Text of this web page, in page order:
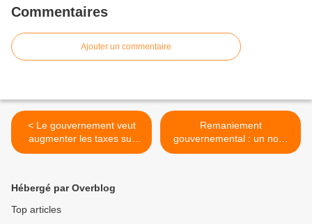
Commentaires
Ajouter un commentaire
< Le gouvernement veut
augmenter les taxes sur
l'alcool !
Remaniement
gouvernemental : un non-
événement politique >
Hébergé par Overblog
Top articles